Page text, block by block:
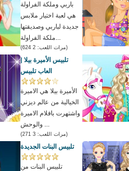
باربي وملكة الفراولة
هي لعبة اختيار ملابس
جديدة لباربي وصديقتها
(مرات اللعب: 2 624)
تلبيس الأميرة بيلا |
العاب تلبيس
الأميرة بيلا هي الاميرة
الخيالية من عالم ديزني
واشتهرت بافلام الاميرة
(مرات اللعب: 3 271)
تلبيس البنات الجديدة
تلبيس البنات من